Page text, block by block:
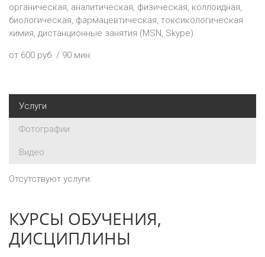
органическая, аналитическая, физическая, коллоидная,
биологическая, фармацевтическая, токсикологическая
химия, дистанционные занятия (MSN, Skype).
от 600 руб. / 90 мин.
Услуги
Фотографии
Видео
Отсутствуют услуги.
КУРСЫ ОБУЧЕНИЯ,
ДИСЦИПЛИНЫ